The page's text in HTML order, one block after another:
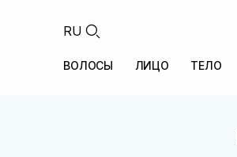
RU
ВОЛОСЫ ЛИЦО ТЕЛО